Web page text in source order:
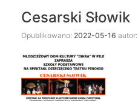
Cesarski Słowik
Opublikowano: 2022-05-16 autor: